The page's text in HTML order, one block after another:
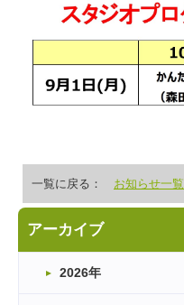
一覧に戻る： お知らせ一覧
アーカイブ
2026年